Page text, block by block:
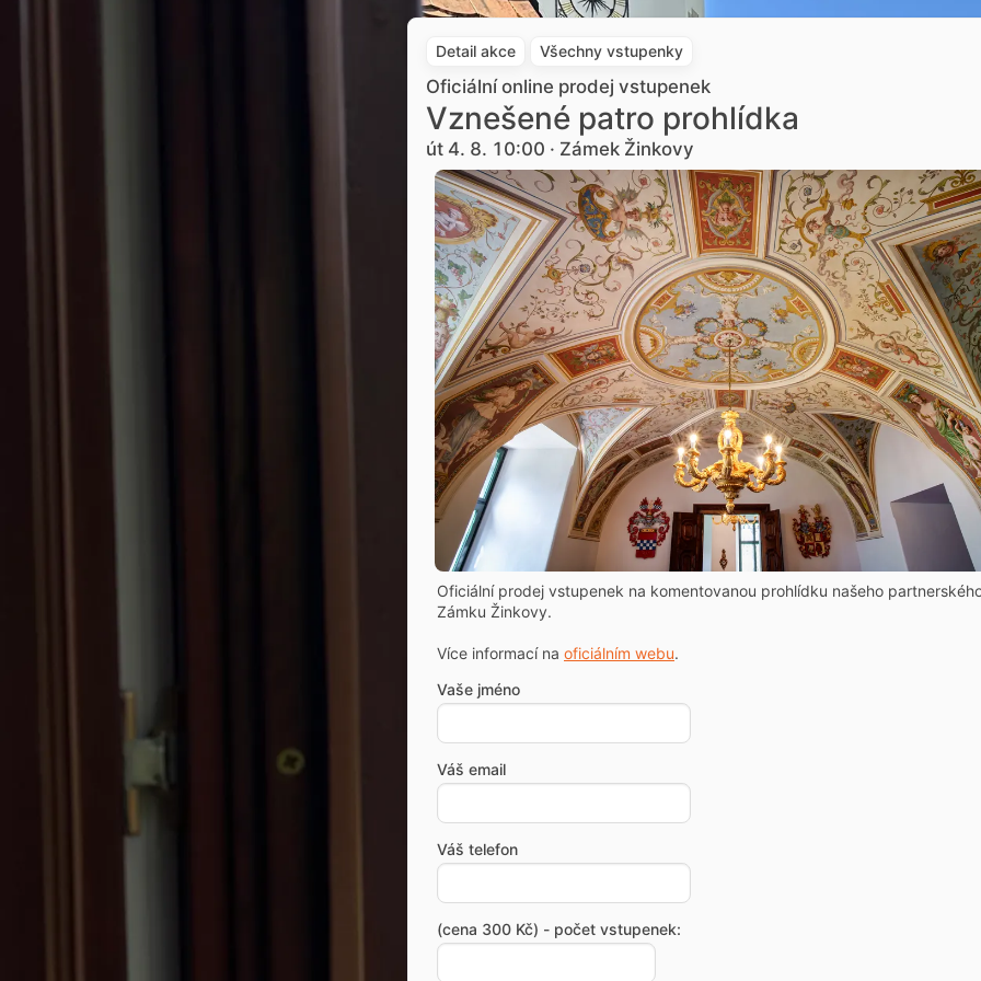
Detail akce Všechny vstupenky
Oficiální online prodej vstupenek
Vznešené patro prohlídka
út 4. 8. 10:00 · Zámek Žinkovy
Oficiální prodej vstupenek na komentovanou prohlídku našeho
Zámku Žinkovy.
Více informací na oficiálním webu.
Vaše jméno
Váš email
Váš telefon
(cena 300 Kč) - počet vstupenek: